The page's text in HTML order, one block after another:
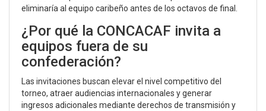
eliminaría al equipo caribeño antes de los octavos de final.
¿Por qué la CONCACAF invita a
equipos fuera de su
confederación?
Las invitaciones buscan elevar el nivel competitivo del
torneo, atraer audiencias internacionales y generar
ingresos adicionales mediante derechos de transmisión y